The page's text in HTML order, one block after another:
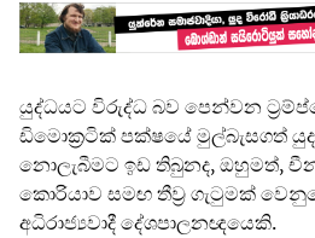
යුද්ධයට විරුද්ධ බව පෙන්වන
ඩිමොක්‍රටික් පක්ෂයේ මුල්බැසගත්
නොලැබීමට ඉඩ තිබුනද, ඔහුමත්,
කොරියාව සමඟ තීව්‍ර ගැටුමක්
අධිරාජ්‍යවාදී දේශපාලනඥයෙකි.